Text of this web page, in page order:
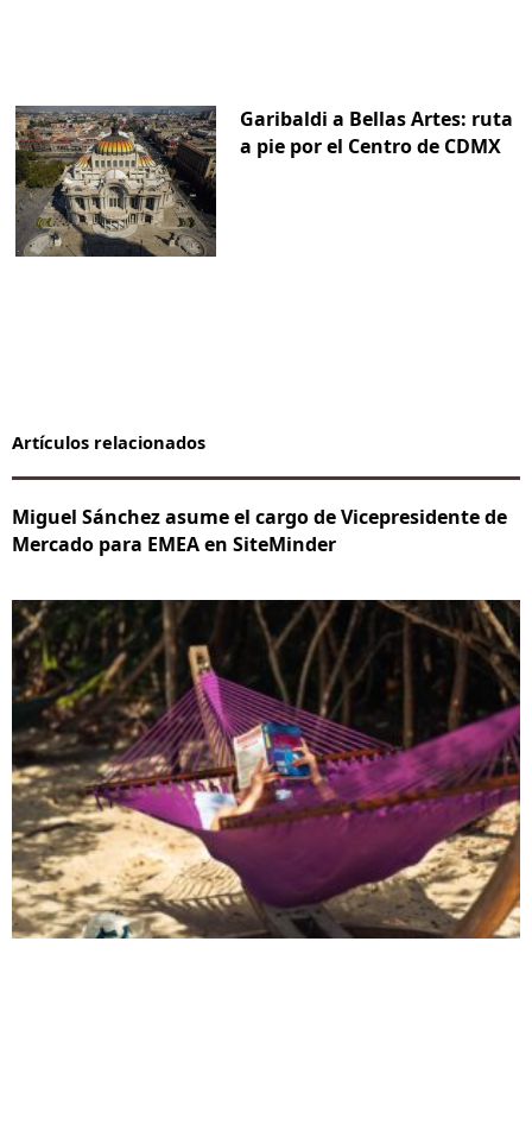
Garibaldi a Bellas Artes: ruta
a pie por el Centro de CDMX
Artículos relacionados
Miguel Sánchez asume el cargo de Vicepresidente de
Mercado para EMEA en SiteMinder